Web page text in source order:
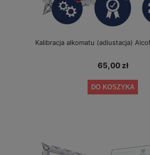
Kalibracja alkomatu (adiustacja)
65,00 zł
DO KOSZYKA